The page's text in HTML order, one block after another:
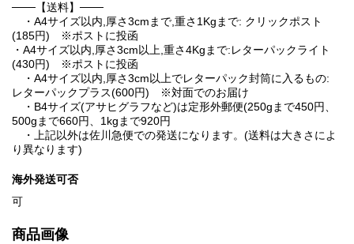
───【送料】───
・A4サイズ以内,厚さ3cmまで,重さ1Kgまで: クリックポスト
(185円) ※ポストに投函
・A4サイズ以内,厚さ3cm以上,重さ4Kgまで:レターパックライト
(430円) ※ポストに投函
・A4サイズ以内,厚さ3cm以上でレターパック封筒に入るもの:
レターパックプラス(600円) ※対面でのお届け
・B4サイズ(アサヒグラフなど)は定形外郵便(250gまで450円、
500gまで660円、1kgまで920円
・上記以外は佐川急便での発送になります。(送料は大きさによ
り異なります)
海外発送可否
可
商品画像